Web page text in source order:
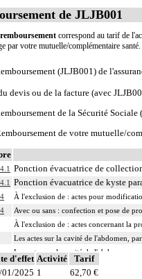
de JLJB001
correspond au tarif de
par votre mutuelle/complémentaire santé.
(JLJB001) de
devis ou de la facture (avec
de la Sécurité Sociale
de votre mutuelle/
Ponction évacuatrice de
Ponction évacuatrice de kyste
À l'exclusion de : actes pour
Avec ou sans : confection et pose de
À l'exclusion de : actes concernant la
Les actes sur la cavité de l'abdomen,
Les actes sur la cavité de l'abdomen,
d'effet Activité
Tarif
01/2025 1 62,70 €